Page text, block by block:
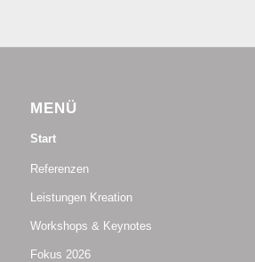
MENÜ
Start
Referenzen
Leistungen Kreation
Workshops & Keynotes
Fokus 2026